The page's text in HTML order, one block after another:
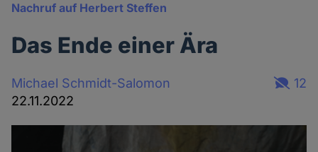
Nachruf auf Herbert Steffen
Das Ende einer Ära
Michael Schmidt-Salomon
22.11.2022
12